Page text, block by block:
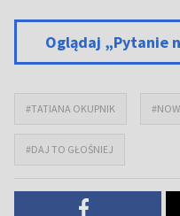
Oglądaj „Pytanie
#TATIANA OKUPNIK
#DAJ TO GŁOŚNIEJ